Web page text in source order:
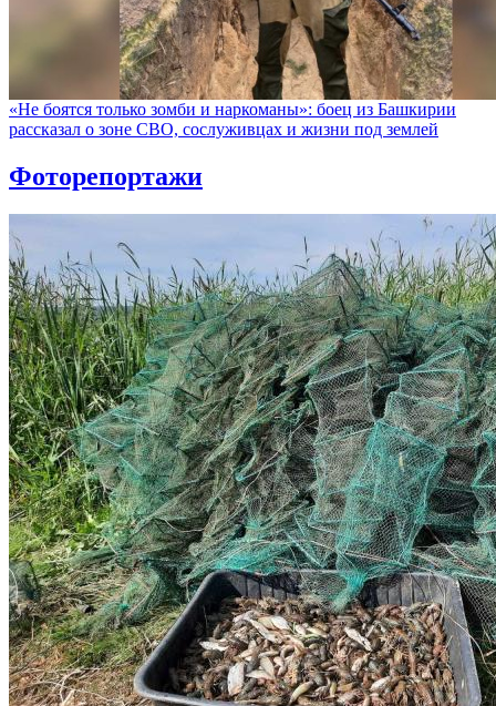
«Не боятся только зомби и наркоманы»: боец из Башкирии
рассказал о зоне СВО, сослуживцах и жизни под землей
Фоторепортажи